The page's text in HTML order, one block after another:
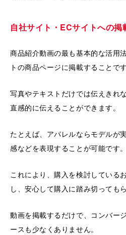
自社サイト・ECサイトへの掲
商品紹介動画の最も基本的な活用
トの商品ページに掲載することです
写真やテキストだけでは伝えきれ
直感的に伝えることができます。
たとえば、アパレルならモデルが
感などを表現することが可能です。
これにより、購入を検討している
し、安心して購入に踏み切っても
動画を掲載するだけで、コンバー
ースも少なくありません。